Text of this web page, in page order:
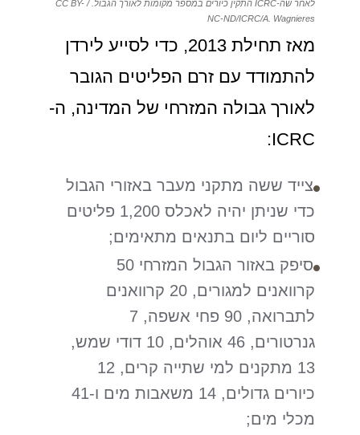
לאחר שה-ICRC התקין כיורים במספר מקומות לאורך הגבול. / CC BY-
NC-ND/ICRC/A. Wagnieres
מאז תחילת 2013, כדי לסייע לירדן
להתמודד עם זרם הפליטים הגובר
לאורך גבולה המזרחי של המדינה, ה-
ICRC:
צייד ששה מתקני מעבר באזורי הגבול
כדי שניתן יהיה לאכלס 1,200 פליטים
סוריים ליום בתנאים מתאימים;
סיפק באזור הגבול המזרחי 50
קרוואנים למגורים, 20 קרוואנים
לתברואה, 90 פחי אשפה, 7
גנרטורים, 46 אוהלים, 10 דודי שמש,
13 מתקנים למי שתייה קרים, 12
כיורים גדולים, 14 משאבות מים ו-41
מכלי מים;